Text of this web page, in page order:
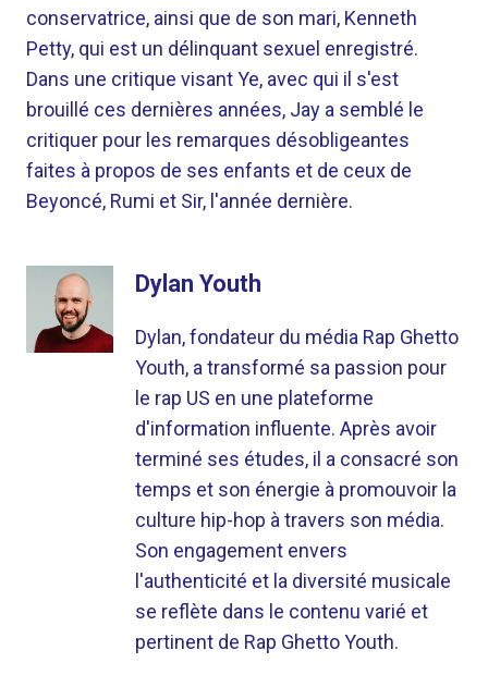
conservatrice, ainsi que de son mari, Kenneth
Petty, qui est un délinquant sexuel enregistré.
Dans une critique visant Ye, avec qui il s'est
brouillé ces dernières années, Jay a semblé le
critiquer pour les remarques désobligeantes
faites à propos de ses enfants et de ceux de
Beyoncé, Rumi et Sir, l'année dernière.
Dylan Youth
Dylan, fondateur du média Rap Ghetto
Youth, a transformé sa passion pour
le rap US en une plateforme
d'information influente. Après avoir
terminé ses études, il a consacré son
temps et son énergie à promouvoir la
culture hip-hop à travers son média.
Son engagement envers
l'authenticité et la diversité musicale
se reflète dans le contenu varié et
pertinent de Rap Ghetto Youth.